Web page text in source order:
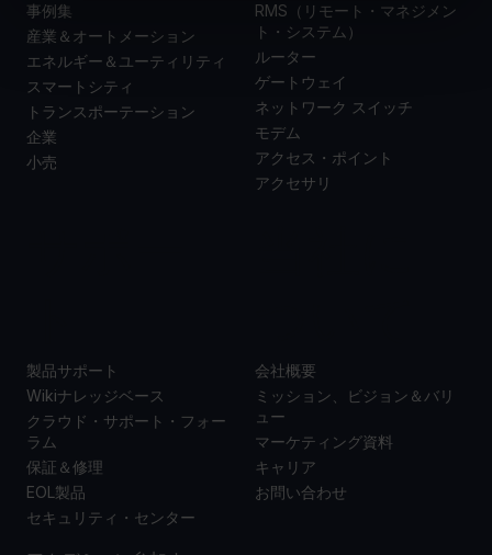
事例集
産業＆オートメーション
エネルギー＆ユーティリティ
スマートシティ
トランスポーテーション
企業
小売
RMS（リモート・マネジメン
ト・システム）
ルーター
ゲートウェイ
ネットワーク スイッチ
モデム
アクセス・ポイント
アクセサリ
製品サポート
Wikiナレッジベース
クラウド・サポート・フォー
ラム
保証＆修理
EOL製品
セキュリティ・センター
会社概要
ミッション、ビジョン＆バリ
ュー
マーケティング資料
キャリア
お問い合わせ